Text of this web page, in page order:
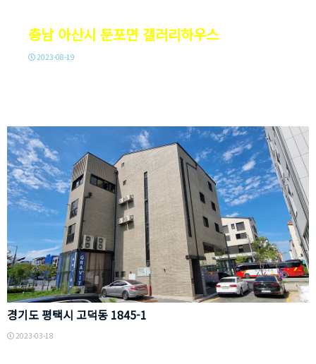
갤
러
하
우
스
충남 아산시 둔포면 갤러리하우스
2023-08-19
경
기
도
평
택
시
경기도 평택시 고덕동 1845-1
2023-03-18